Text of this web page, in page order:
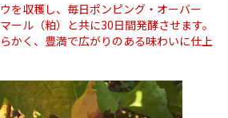
を収穫し、毎日ポンピング・オーバー
ール（粕）と共に30日間発酵させます。
かく、豊満で広がりのある味わいに仕上